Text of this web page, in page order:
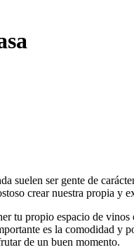
suelen ser gente de
crear nuestra propia y
tu propio espacio de
es la comodidad y
de un buen momento.